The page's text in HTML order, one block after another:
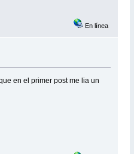
En línea
en el primer post me lia un